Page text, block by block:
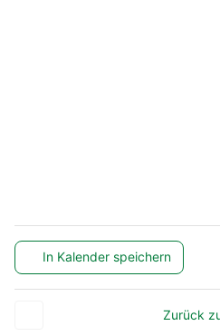
In Kalender speichern
Zurück